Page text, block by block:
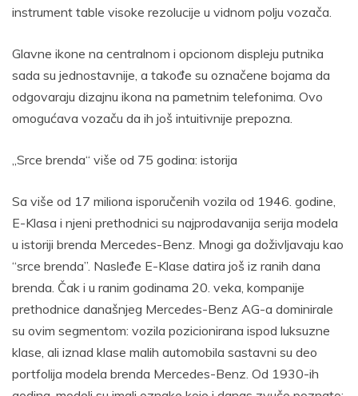
instrument table visoke rezolucije u vidnom polju vozača.
Glavne ikone na centralnom i opcionom displeju putnika
sada su jednostavnije, a takođe su označene bojama da
odgovaraju dizajnu ikona na pametnim telefonima. Ovo
omogućava vozaču da ih još intuitivnije prepozna.
„Srce brenda“ više od 75 godina: istorija
Sa više od 17 miliona isporučenih vozila od 1946. godine,
E-Klasa i njeni prethodnici su najprodavanija serija modela
u istoriji brenda Mercedes-Benz. Mnogi ga doživljavaju kao
“srce brenda”. Nasleđe E-Klase datira još iz ranih dana
brenda. Čak i u ranim godinama 20. veka, kompanije
prethodnice današnjeg Mercedes-Benz AG-a dominirale
su ovim segmentom: vozila pozicionirana ispod luksuzne
klase, ali iznad klase malih automobila sastavni su deo
portfolija modela brenda Mercedes-Benz. Od 1930-ih